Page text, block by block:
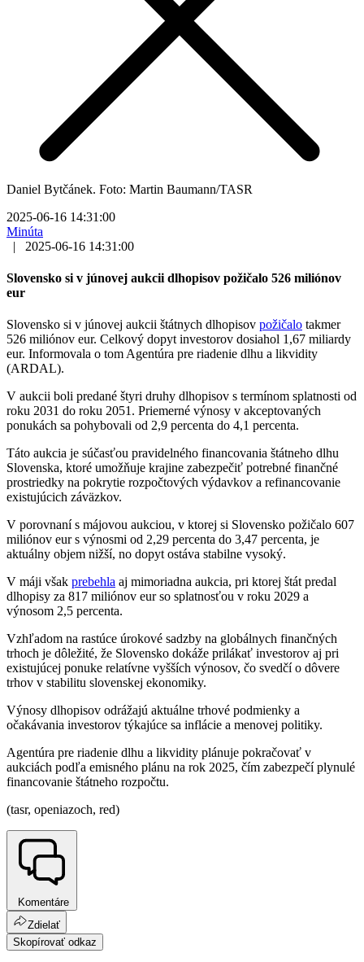
Daniel Bytčánek. Foto: Martin Baumann/TASR
2025-06-16 14:31:00
Minúta
|
2025-06-16 14:31:00
Slovensko si v júnovej aukcii dlhopisov požičalo 526 miliónov
eur
Slovensko si v júnovej aukcii štátnych dlhopisov požičalo takmer
526 miliónov eur. Celkový dopyt investorov dosiahol 1,67 miliardy
eur. Informovala o tom Agentúra pre riadenie dlhu a likvidity
(ARDAL).
V aukcii boli predané štyri druhy dlhopisov s termínom splatnosti od
roku 2031 do roku 2051. Priemerné výnosy v akceptovaných
ponukách sa pohybovali od 2,9 percenta do 4,1 percenta.
Táto aukcia je súčasťou pravidelného financovania štátneho dlhu
Slovenska, ktoré umožňuje krajine zabezpečiť potrebné finančné
prostriedky na pokrytie rozpočtových výdavkov a refinancovanie
existujúcich záväzkov.
V porovnaní s májovou aukciou, v ktorej si Slovensko požičalo 607
miliónov eur s výnosmi od 2,29 percenta do 3,47 percenta, je
aktuálny objem nižší, no dopyt ostáva stabilne vysoký.
V máji však prebehla aj mimoriadna aukcia, pri ktorej štát predal
dlhopisy za 817 miliónov eur so splatnosťou v roku 2029 a
výnosom 2,5 percenta.
Vzhľadom na rastúce úrokové sadzby na globálnych finančných
trhoch je dôležité, že Slovensko dokáže prilákať investorov aj pri
existujúcej ponuke relatívne vyšších výnosov, čo svedčí o dôvere
trhov v stabilitu slovenskej ekonomiky.
Výnosy dlhopisov odrážajú aktuálne trhové podmienky a
očakávania investorov týkajúce sa inflácie a menovej politiky.
Agentúra pre riadenie dlhu a likvidity plánuje pokračovať v
aukciách podľa emisného plánu na rok 2025, čím zabezpečí plynulé
financovanie štátneho rozpočtu.
(tasr, openiazoch, red)
Komentáre
Zdielať
Skopírovať odkaz